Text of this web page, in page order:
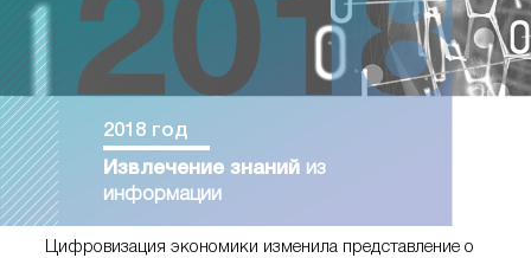
2018 год
Извлечение знаний из
информации
Цифровизация экономики изменила представление о